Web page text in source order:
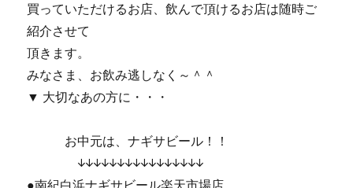
買っていただけるお店、飲んで頂けるお店は随時ご
紹介させて
頂きます。
みなさま、お飲み逃しなく～＾＾
▼ 大切なあの方に・・・
お中元は、ナギサビール！！
↓↓↓↓↓↓↓↓↓↓↓↓↓↓↓↓
●南紀白浜ナギサビール楽天市場店